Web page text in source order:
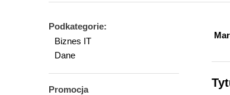
Podkategorie:
Biznes IT
Dane
Promocja